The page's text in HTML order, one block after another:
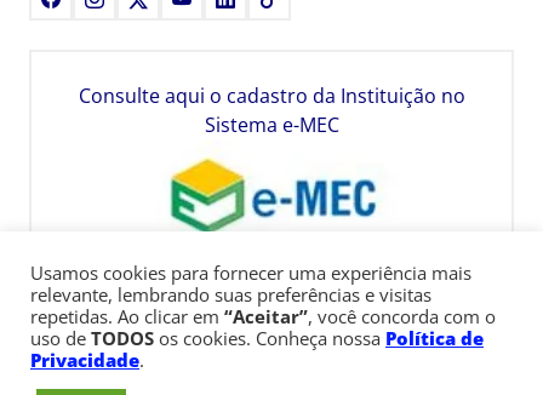
Consulte aqui o cadastro da Instituição no
Sistema e-MEC
Usamos cookies para fornecer uma experiência mais
relevante, lembrando suas preferências e visitas
repetidas. Ao clicar em “Aceitar”, você concorda com o
uso de TODOS os cookies. Conheça nossa Política de
Privacidade.